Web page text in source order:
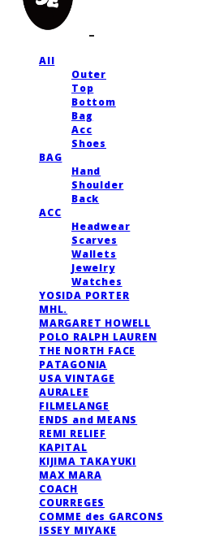
All
Outer
Top
Bottom
Bag
Acc
Shoes
BAG
Hand
Shoulder
Back
ACC
Headwear
Scarves
Wallets
Jewelry
Watches
YOSIDA PORTER
MHL.
MARGARET HOWELL
POLO RALPH LAUREN
THE NORTH FACE
PATAGONIA
USA VINTAGE
AURALEE
FILMELANGE
ENDS and MEANS
REMI RELIEF
KAPITAL
KIJIMA TAKAYUKI
MAX MARA
COACH
COURREGES
COMME des GARCONS
ISSEY MIYAKE